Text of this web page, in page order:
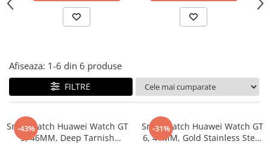
Dulapuri Textile
Frapiere si Clesti Gheata
Maturi, mopuri si galeti
Organizare si depozitare
Pistoale de lipit
Termometre bucatarie
Afiseaza: 1-6 din 6 produse
FILTRE
-43%
Smartwatch Huawei Watch GT
5, 46MM, Deep Tarnish
-31%
Smartwatch Huawei Watch GT
6, 41MM, Gold Stainless Steel